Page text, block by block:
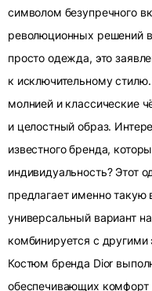
символом безупречного
революционных решений
просто одежда, это
к исключительному
молнией и классические
и целостный образ.
известного бренда,
индивидуальность? Этот
предлагает именно
универсальный вариант
комбинируется с
Костюм бренда Dior
обеспечивающих комфорт